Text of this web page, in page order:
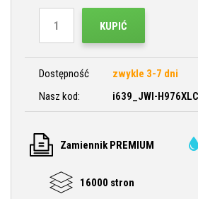
KUPIĆ
Dostępność
zwykle 3-7 dni
Nasz kod:
i639_JWI-
Zamiennik PREMIUM
16000 stron